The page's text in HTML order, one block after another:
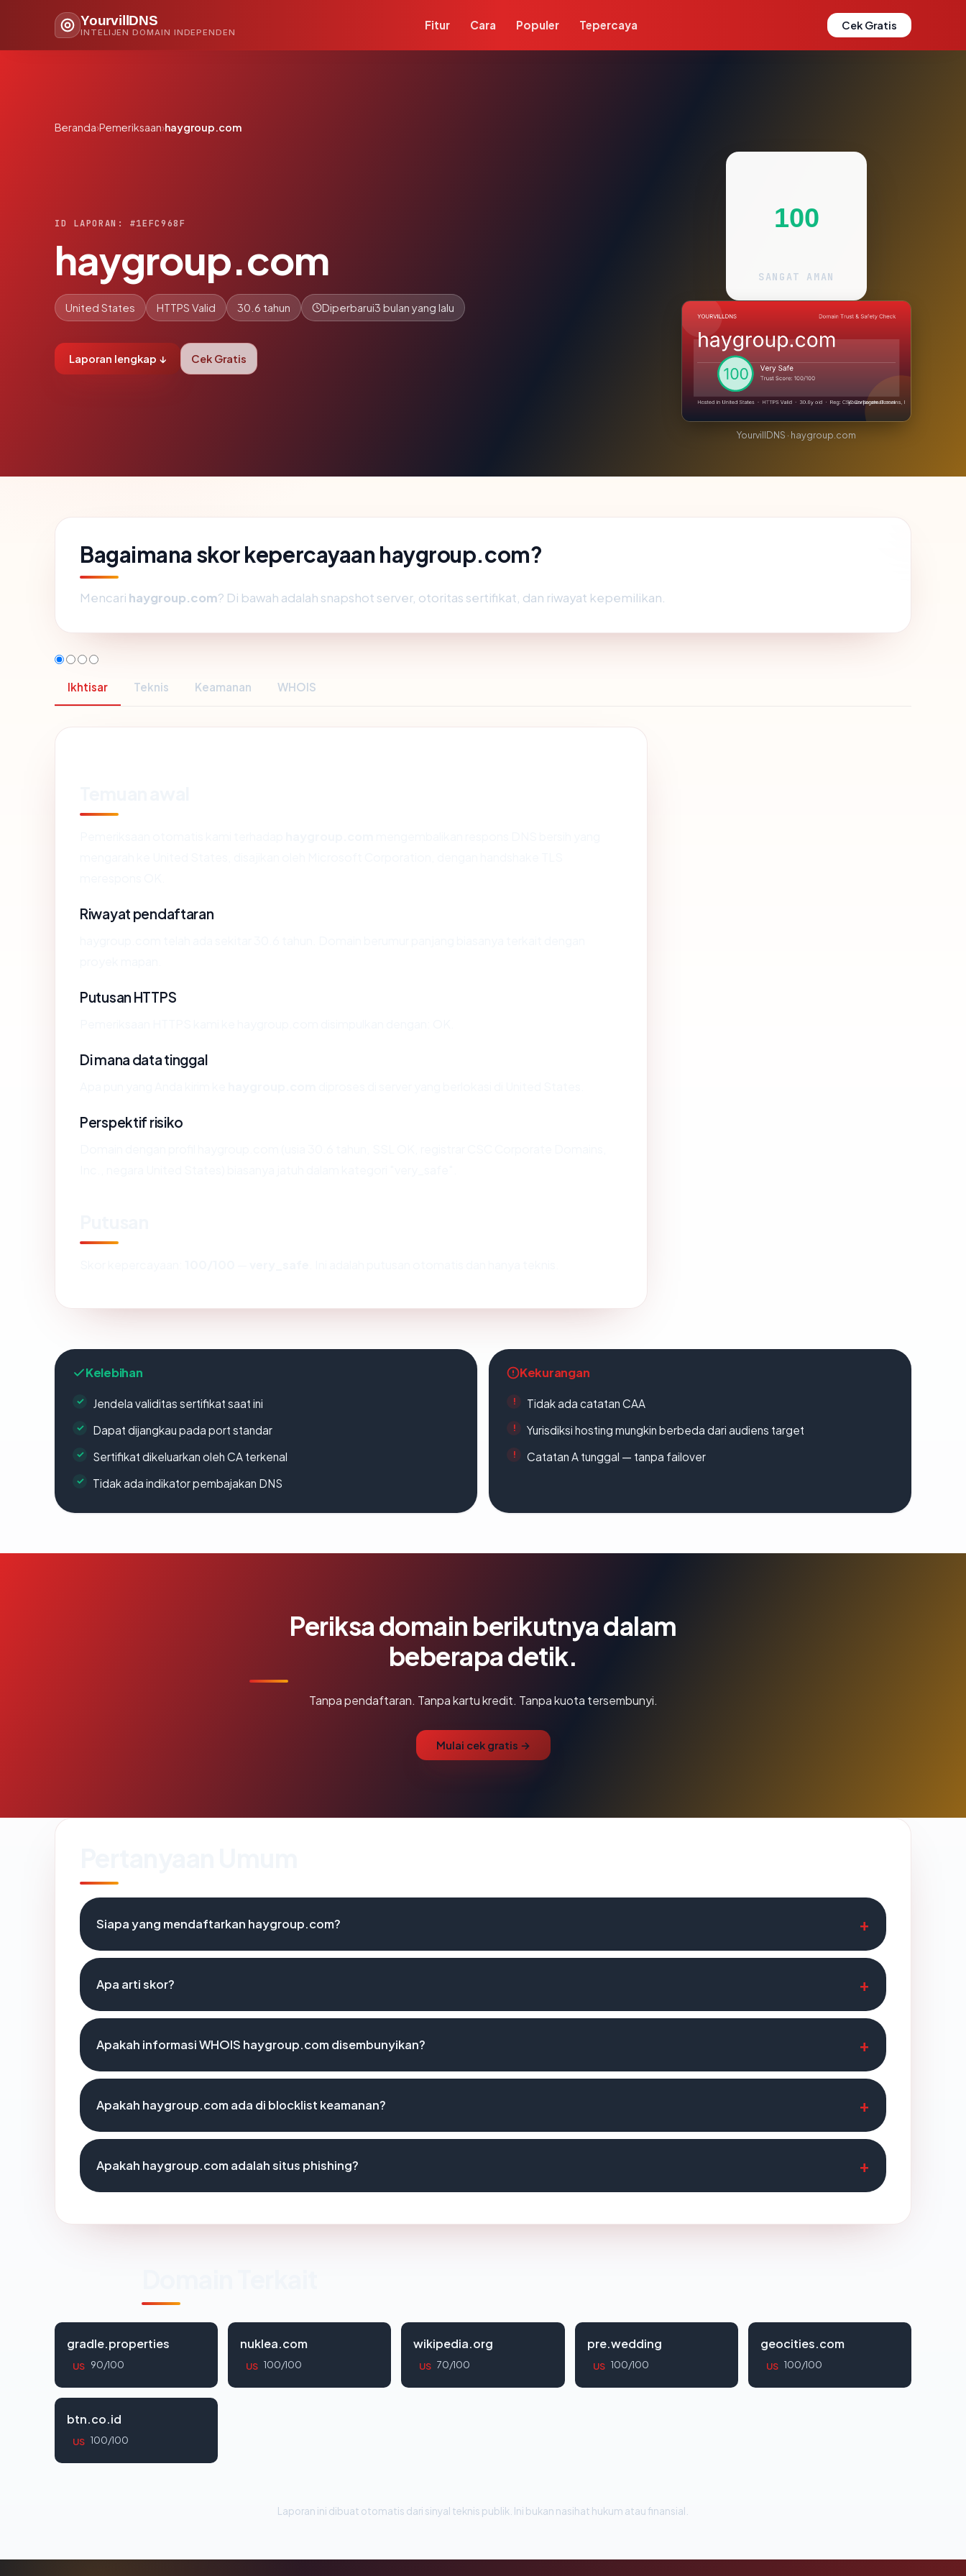
YourvillDNS
INTELIJEN DOMAIN INDEPENDEN
Fitur Cara Populer Tepercaya Cek Gratis
Beranda›Pemeriksaan›haygroup.com
ID LAPORAN: #1EFC968F
haygroup.com
United States HTTPS Valid 30.6 tahun Diperbarui3 bulan yang lalu
Laporan lengkap ↓ Cek Gratis
100
SANGAT AMAN
YourvillDNS · haygroup.com
Bagaimana skor kepercayaan haygroup.com?
Mencari haygroup.com? Di bawah adalah snapshot server, otoritas sertifikat, dan riwayat kepemilikan.
Ikhtisar Teknis Keamanan WHOIS
Riwayat pendaftaran
Putusan HTTPS
Di mana data tinggal
Perspektif risiko
Kelebihan
Jendela validitas sertifikat saat ini
Dapat dijangkau pada port standar
Sertifikat dikeluarkan oleh CA terkenal
Tidak ada indikator pembajakan DNS
Kekurangan
Tidak ada catatan CAA
Yurisdiksi hosting mungkin berbeda dari audiens target
Catatan A tunggal — tanpa failover
Periksa domain berikutnya dalam
beberapa detik.
Tanpa pendaftaran. Tanpa kartu kredit. Tanpa kuota tersembunyi.
Mulai cek gratis →
Siapa yang mendaftarkan haygroup.com?
Apa arti skor?
Apakah informasi WHOIS haygroup.com disembunyikan?
Apakah haygroup.com ada di blocklist keamanan?
Apakah haygroup.com adalah situs phishing?
gradle.properties
US 90/100
nuklea.com
US 100/100
wikipedia.org
US 70/100
pre.wedding
US 100/100
geocities.com
US 100/100
btn.co.id
US 100/100
Laporan ini dibuat otomatis dari sinyal teknis publik. Ini bukan nasihat hukum atau finansial.